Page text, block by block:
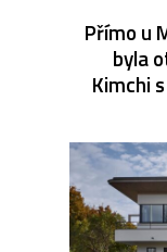
Přímo u
byla
Kimchi